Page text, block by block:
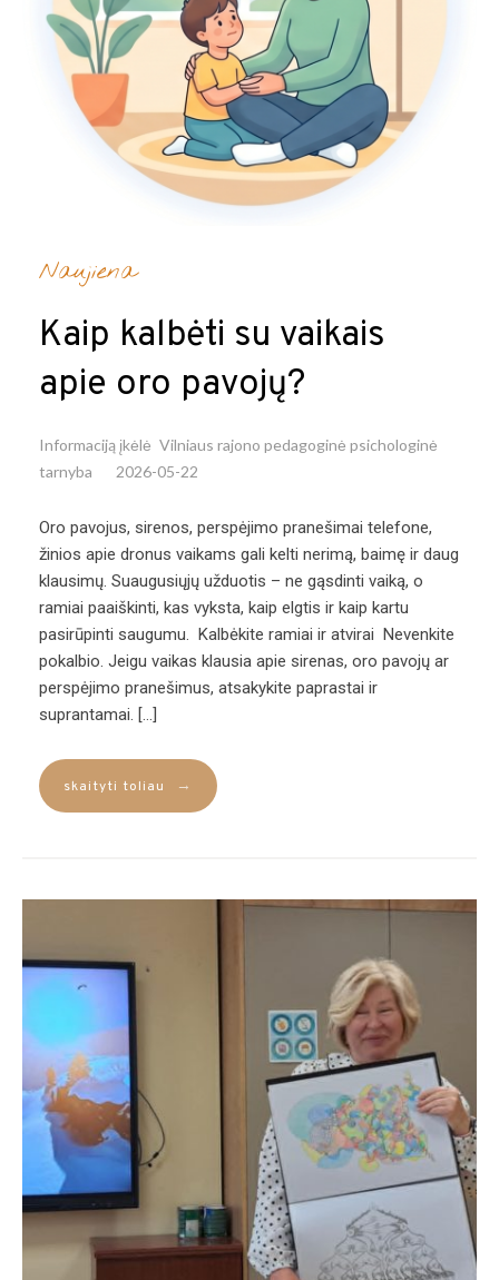
Naujiena
Kaip kalbėti su vaikais
apie oro pavojų?
Informaciją įkėlė Vilniaus rajono pedagoginė psichologinė
tarnyba
2026-05-22
Oro pavojus, sirenos, perspėjimo pranešimai telefone,
žinios apie dronus vaikams gali kelti nerimą, baimę ir daug
klausimų. Suaugusiųjų užduotis – ne gąsdinti vaiką, o
ramiai paaiškinti, kas vyksta, kaip elgtis ir kaip kartu
pasirūpinti saugumu. Kalbėkite ramiai ir atvirai Nevenkite
pokalbio. Jeigu vaikas klausia apie sirenas, oro pavojų ar
perspėjimo pranešimus, atsakykite paprastai ir
suprantamai. […]
skaityti toliau →